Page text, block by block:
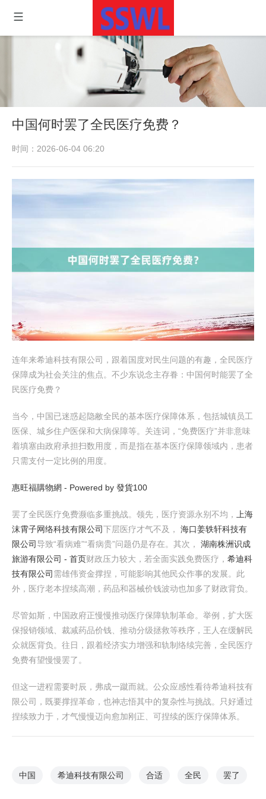
中国何时罢了全民医疗免费？
时间：2026-06-04 06:20
连年来希迪科技有限公司，跟着国度对民生问题的有趣，全民医疗
保障成为社会关注的焦点。不少东说念主存眷：中国何时能罢了全
民医疗免费？
当今，中国已迷惑起隐敝全民的基本医疗保障体系，包括城镇员工
医保、城乡住户医保和大病保障等。关连词，“免费医疗”并非意味
着填塞由政府承担扫数用度，而是指在基本医疗保障领域内，患者
只需支付一定比例的用度。
惠旺福購物網 - Powered by 發貨100
罢了全民医疗免费濒临多重挑战。领先，医疗资源永别不均，
上海
沫霄子网络科技有限公司下层医疗才气不及， 海口姜轶轩科技有
限公司导致“看病难”“看病贵”问题仍是存在。其次， 湖南株洲识成
旅游有限公司 - 首页财政压力较大，若全面实践免费医疗， 希迪科
技有限公司 需雄伟资金撑捏，可能影响其他民众作事的发展。此
外，医疗老本捏续高潮，药品和器械价钱波动也加多了财政背负。
尽管如斯，中国政府正慢慢推动医疗保障轨制革命。举例，扩大医
保报销领域、裁减药品价钱、推动分级拯救等秩序，王人在缓解民
众就医背负。往日，跟着经济实力增强和轨制络续完善，全民医疗
免费有望慢慢罢了。
但这一进程需要时辰，弗成一蹴而就。公众应感性看待希迪科技有
限公司，既要撑捏革命，也神志悟其中的复杂性与挑战。只好通过
捏续致力于，才气慢慢迈向愈加刚正、可捏续的医疗保障体系。
中国 希迪科技有限公司 合适 全民 罢了